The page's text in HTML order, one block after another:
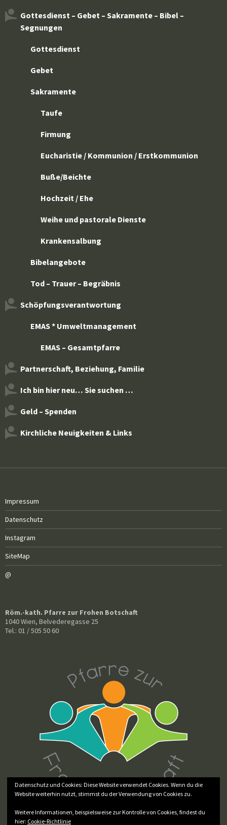
Gottesdienst – Gebet – Sakramente – Bibel –
Segnungen
Gottesdienst
Gebet
Sakramente
Taufe
Firmung
Eucharistie / Kommunion / Erstkommunion
Buße/Beichte
Hochzeit / Ehe
Weihe und pastorale Dienste
Krankensalbung
Bibelangebote
Tod – Trauer – Begräbnis
Schöpfungsverantwortung
EMAS * Umweltmanagement
EMAS – Gesamtpfarre
Partnerschaft, Beziehung, Familie
Ich bin hier neu… Sie suchen …
Geld – Spenden
Kirchliche Neuigkeiten & Links
Impressum
Datenschutz
Instagram
SiteMap
@
Röm.-kath. Pfarre zur Frohen Botschaft
1040 Wien, Belvederegasse 25
Tel.: 01 / 505 50 60
Datenschutz und Cookies: Diese Website verwendet Cookies. Wenn du die
Website weiterhin nutzt, stimmst du der Verwendung von Cookies zu.
Weitere Informationen, beispielsweise zur Kontrolle von Cookies, findest du
hier: Cookie-Richtlinie